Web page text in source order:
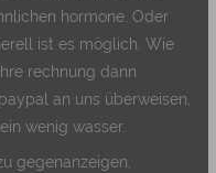
hormone. Oder
ist es möglich. Wie
rechnung dann
an uns überweisen,
wenig wasser.
gegenanzeigen,